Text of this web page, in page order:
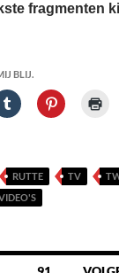
fragmenten
BLIJ.
RUTTE TV